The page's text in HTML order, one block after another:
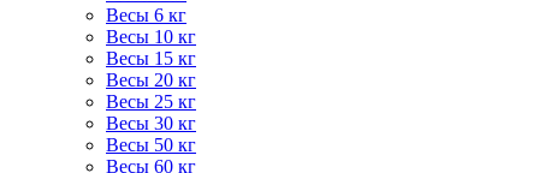
Весы 6 кг
Весы 10 кг
Весы 15 кг
Весы 20 кг
Весы 25 кг
Весы 30 кг
Весы 50 кг
Весы 60 кг